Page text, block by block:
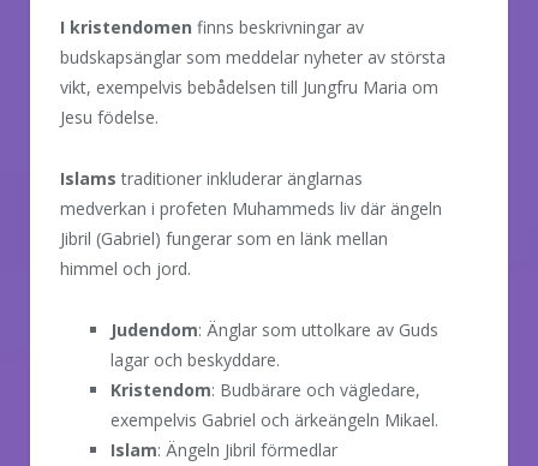
I kristendomen finns beskrivningar av
budskapsänglar som meddelar nyheter av största
vikt, exempelvis bebådelsen till Jungfru Maria om
Jesu födelse.
Islams traditioner inkluderar änglarnas
medverkan i profeten Muhammeds liv där ängeln
Jibril (Gabriel) fungerar som en länk mellan
himmel och jord.
Judendom: Änglar som uttolkare av Guds
lagar och beskyddare.
Kristendom: Budbärare och vägledare,
exempelvis Gabriel och ärkeängeln Mikael.
Islam: Ängeln Jibril förmedlar